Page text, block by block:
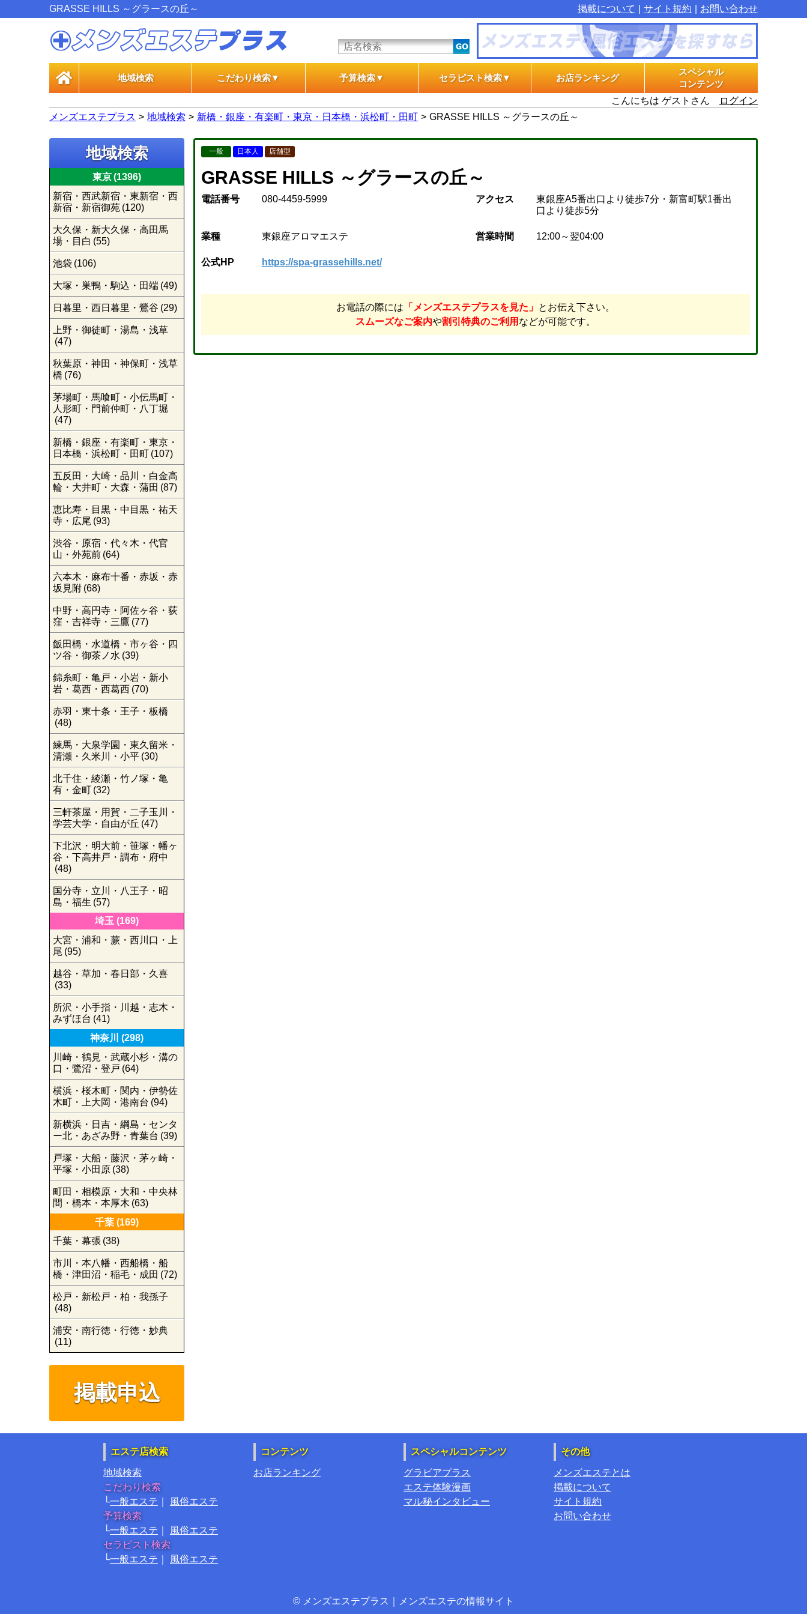
GRASSE HILLS ～グラースの丘～ 掲載について サイト規約 お問い合わせ
地域検索 こだわり検索▼
一般エステ
風俗エステ
予算検索▼
一般エステ
風俗エステ
セラピスト検索▼
一般エステ
風俗エステ
お店ランキング
スペシャル
コンテンツ
グラビアプラス
エステ体験漫画
マル秘インタビュー
こんにちは ゲストさん
ログイン
メンズエステプラス
地域検索 新橋・銀座・有楽町・東京・日本橋・浜松町・田町 GRASSE HILLS ～グラースの丘～
地域検索
東京(1396)
新宿・西武新宿・東新宿・西
新宿・新宿御苑 (120)
大久保・新大久保・高田馬
場・目白 (55)
池袋 (106)
大塚・巣鴨・駒込・田端 (49)
日暮里・西日暮里・鶯谷 (29)
上野・御徒町・湯島・浅草
(47)
秋葉原・神田・神保町・浅草
橋 (76)
茅場町・馬喰町・小伝馬町・
人形町・門前仲町・八丁堀
(47)
新橋・銀座・有楽町・東京・
日本橋・浜松町・田町 (107)
五反田・大崎・品川・白金高
輪・大井町・大森・蒲田 (87)
恵比寿・目黒・中目黒・祐天
寺・広尾 (93)
渋谷・原宿・代々木・代官
山・外苑前 (64)
六本木・麻布十番・赤坂・赤
坂見附 (68)
中野・高円寺・阿佐ヶ谷・荻
窪・吉祥寺・三鷹 (77)
飯田橋・水道橋・市ヶ谷・四
ツ谷・御茶ノ水 (39)
錦糸町・亀戸・小岩・新小
岩・葛西・西葛西 (70)
赤羽・東十条・王子・板橋
(48)
練馬・大泉学園・東久留米・
清瀬・久米川・小平 (30)
北千住・綾瀬・竹ノ塚・亀
有・金町 (32)
三軒茶屋・用賀・二子玉川・
学芸大学・自由が丘 (47)
下北沢・明大前・笹塚・幡ヶ
谷・下高井戸・調布・府中
(48)
国分寺・立川・八王子・昭
島・福生 (57)
埼玉 (169)
大宮・浦和・蕨・西川口・上
尾 (95)
越谷・草加・春日部・久喜
(33)
所沢・小手指・川越・志木・
みずほ台 (41)
神奈川
(298)
川崎・鶴見・武蔵小杉・溝の
口・鷺沼・登戸 (64)
横浜・桜木町・関内・伊勢佐
木町・上大岡・港南台 (94)
新横浜・日吉・綱島・センタ
ー北・あざみ野・青葉台 (39)
戸塚・大船・藤沢・茅ヶ崎・
平塚・小田原 (38)
町田・相模原・大和・中央林
間・橋本・本厚木 (63)
千葉 (169)
千葉・幕張 (38)
市川・本八幡・西船橋・船
橋・津田沼・稲毛・成田 (72)
松戸・新松戸・柏・我孫子
(48)
浦安・南行徳・行徳・妙典
(11)
掲載申込
一般 日本人 店舗型
GRASSE HILLS ～グラースの丘～
電話番号 080-4459-5999 アクセス
東銀座A5番出口より徒歩7分・新富町駅1番出
口より徒歩5分
業種 東銀座アロマエステ 営業時間 12:00～翌04:00
公式HP https://spa-grassehills.net/
お電話の際には 「メンズエステプラスを見た」 とお伝え下さい。
スムーズなご案内や割引特典のご利用 などが可能です。
エステ店検索
地域検索
こだわり検索
一般エステ
風俗エステ
予算検索
一般エステ
風俗エステ
セラピスト検索
一般エステ
風俗エステ
コンテンツ
お店ランキング
スペシャルコンテンツ
グラビアプラス
エステ体験漫画
マル秘インタビュー
その他
メンズエステとは
掲載について
サイト規約
お問い合わせ
© メンズエステプラス｜メンズエステの情報サイト